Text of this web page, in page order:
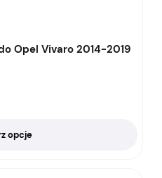
Opel Vivaro 2014-2019
opcje